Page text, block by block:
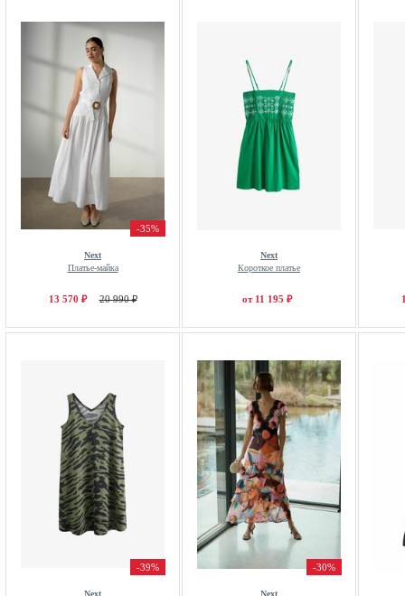
-35%
Next
Платье-майка
13 570 ₽ 20 990 ₽
Next
Короткое платье
от 11 195 ₽
-39%
Next
-30%
Next